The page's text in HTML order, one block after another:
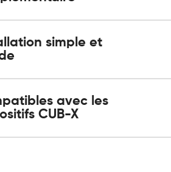
simple et
avec les
CUB-X